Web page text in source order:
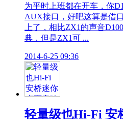
为平时上班都在开车，你
AUX接口，好吧这算是借
上了，相比ZX1的声音
典，但是ZX1可 ...
2014-6-25 09:36
轻量级也Hi-Fi 安